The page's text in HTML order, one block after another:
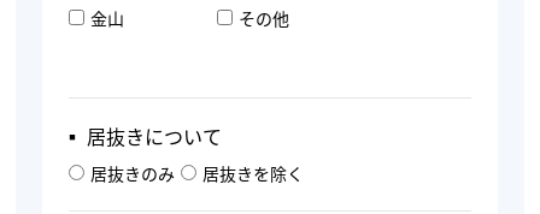
金山
その他
▪︎ 居抜きについて
居抜きのみ 居抜きを除く